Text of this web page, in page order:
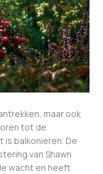
maar ook
tot de
is balkonieren. De
van Shawn
wacht en heeft